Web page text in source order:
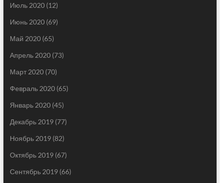
Июль 2020(12)
Июнь 2020(69)
Май 2020(65)
Апрель 2020(73)
Март 2020(70)
Февраль 2020(65)
Январь 2020(45)
Декабрь 2019(77)
Ноябрь 2019(82)
Октябрь 2019(67)
Сентябрь 2019(66)